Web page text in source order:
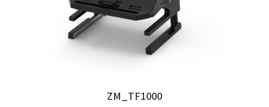
ZM_TF1000